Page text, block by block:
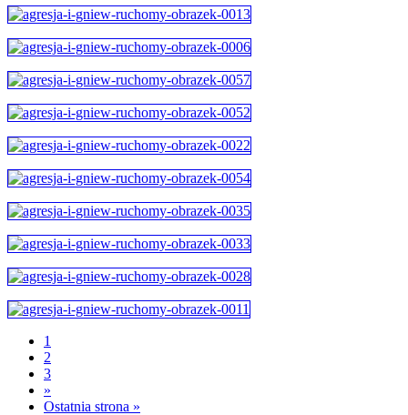
1
2
3
»
Ostatnia strona »